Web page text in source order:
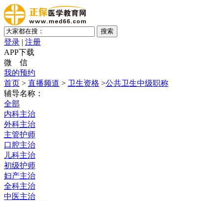
登录 | 注册
APP下载
微 信
我的预约
首页 > 直播频道 > 卫生资格 >公共卫生中级职称
辅导名称：
全部
内科主治
外科主治
主管护师
口腔主治
儿科主治
初级护师
妇产主治
全科主治
中医主治